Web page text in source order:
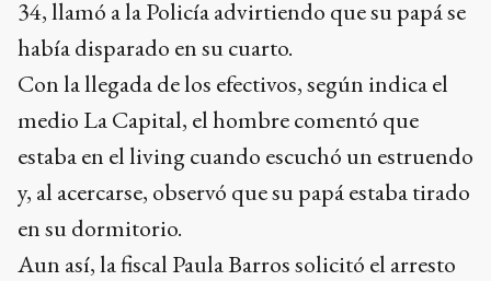
34, llamó a la Policía advirtiendo que su papá se
había disparado en su cuarto.
Con la llegada de los efectivos, según indica el
medio La Capital, el hombre comentó que
estaba en el living cuando escuchó un estruendo
y, al acercarse, observó que su papá estaba tirado
en su dormitorio.
Aun así, la fiscal Paula Barros solicitó el arresto